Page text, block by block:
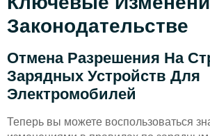
Законодательстве
Отмена Разрешения На
Зарядных Устройств Для
Электромобилей
Теперь вы можете воспользоваться